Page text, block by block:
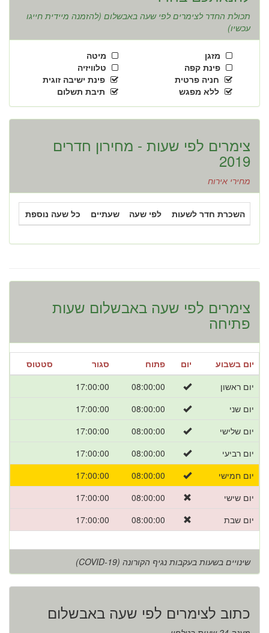
תכולת החדר לצימרים לפי שעה באבשלום (להזמנה מיידית חייגו
עכשיו)
מיטה
מזגן
טלוויזיה
פינת קפה
פינת ישיבה זוגית
חניה פרטית
תיבת תשלום
ללא מפגש
צימרים לפי שעות - מחירון חדרים
2019
מחירי אירוח
השכרת חדר לשעות לפי שעה שעתיים כל שעה נוספת
צימרים לפי שעה באבשלום שעות
פתיחה
יום בשבוע יום פתוח סגור
סטטוס
יום ראשון
08:00:00
17:00:00
יום שני
08:00:00
17:00:00
יום שלישי
08:00:00
17:00:00
יום רביעי
08:00:00
17:00:00
יום חמישי
08:00:00
17:00:00
יום שישי
08:00:00
17:00:00
יום שבת
08:00:00
17:00:00
שינויים בשעות בעקבות נגיף הקורונה (COVID-19)
כתוב לצימרים לפי שעה באבשלום